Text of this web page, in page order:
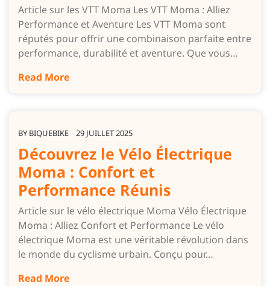
Article sur les VTT Moma Les VTT Moma : Alliez
Performance et Aventure Les VTT Moma sont
réputés pour offrir une combinaison parfaite entre
performance, durabilité et aventure. Que vous…
Read More
BY BIQUEBIKE 29 JUILLET 2025
Découvrez le Vélo Électrique
Moma : Confort et
Performance Réunis
Article sur le vélo électrique Moma Vélo Électrique
Moma : Alliez Confort et Performance Le vélo
électrique Moma est une véritable révolution dans
le monde du cyclisme urbain. Conçu pour…
Read More